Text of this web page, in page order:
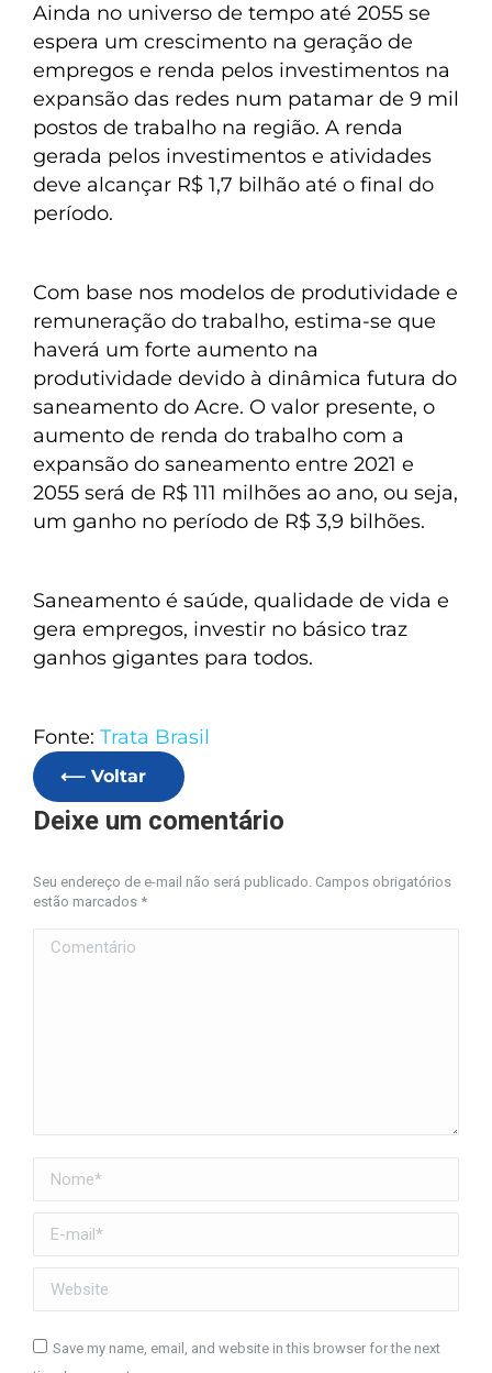
Ainda no universo de tempo até 2055 se
espera um crescimento na geração de
empregos e renda pelos investimentos na
expansão das redes num patamar de 9 mil
postos de trabalho na região. A renda
gerada pelos investimentos e atividades
deve alcançar R$ 1,7 bilhão até o final do
período.
Com base nos modelos de produtividade e
remuneração do trabalho, estima-se que
haverá um forte aumento na
produtividade devido à dinâmica futura do
saneamento do Acre. O valor presente, o
aumento de renda do trabalho com a
expansão do saneamento entre 2021 e
2055 será de R$ 111 milhões ao ano, ou seja,
um ganho no período de R$ 3,9 bilhões.
Saneamento é saúde, qualidade de vida e
gera empregos, investir no básico traz
ganhos gigantes para todos.
Fonte: Trata Brasil
⟵ Voltar
Deixe um comentário
Seu endereço de e-mail não será publicado. Campos obrigatórios
estão marcados *
Comentário
Nome *
E-mail *
Website
Save my name, email, and website in this browser for the next